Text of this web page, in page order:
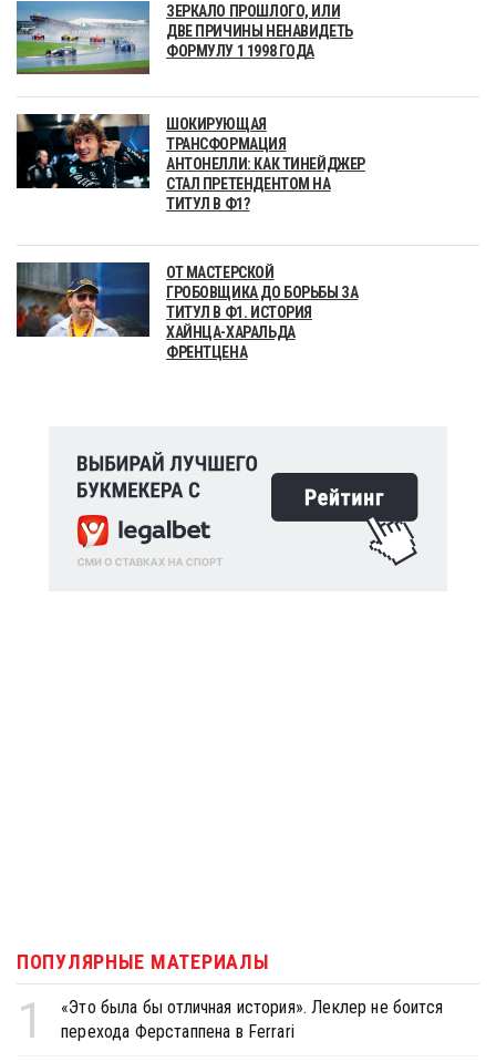
ЗЕРКАЛО ПРОШЛОГО, ИЛИ
ДВЕ ПРИЧИНЫ НЕНАВИДЕТЬ
ФОРМУЛУ 1 1998 ГОДА
ШОКИРУЮЩАЯ
ТРАНСФОРМАЦИЯ
АНТОНЕЛЛИ: КАК ТИНЕЙДЖЕР
СТАЛ ПРЕТЕНДЕНТОМ НА
ТИТУЛ В Ф1?
ОТ МАСТЕРСКОЙ
ГРОБОВЩИКА ДО БОРЬБЫ ЗА
ТИТУЛ В Ф1. ИСТОРИЯ
ХАЙНЦА-ХАРАЛЬДА
ФРЕНТЦЕНА
ПОПУЛЯРНЫЕ МАТЕРИАЛЫ
1
«Это была бы отличная история». Леклер не боится
перехода Ферстаппена в Ferrari